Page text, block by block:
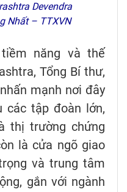
Devendra
Nhất – TTXVN
năng và thế
Tổng Bí thư,
mạnh nơi đây
các tập đoàn lớn,
thị trường chứng
là cửa ngõ giao
và trung tâm
gắn với ngành